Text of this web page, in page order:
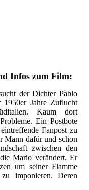
Infos zum Film:
der Dichter Pablo
Jahre Zuflucht
Kaum dort
Ein Postbote
Fanpost zu
Mann dafür und schon
zwischen den
Mario verändert. Er
um seiner Flamme
imponieren. Deren